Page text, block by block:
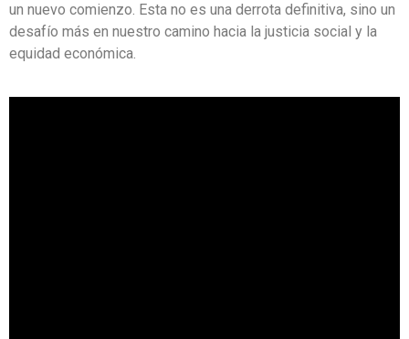
un nuevo comienzo. Esta no es una derrota definitiva, sino un
desafío más en nuestro camino hacia la justicia social y la
equidad económica.